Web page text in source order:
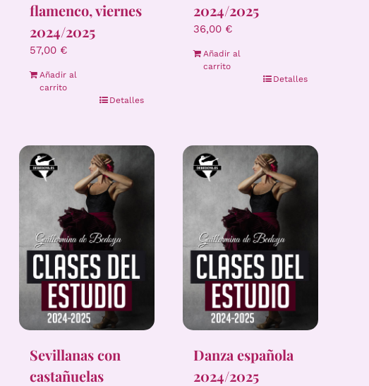
flamenco, viernes
2024/2025
57,00 €
Añadir al
carrito
Detalles
2024/2025
36,00 €
Añadir al
carrito
Detalles
Sevillanas con
castañuelas
Danza española
2024/2025